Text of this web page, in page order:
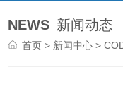
NEWS 新闻动态
首页 > 新闻中心 >